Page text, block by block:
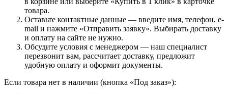
товара.
Оставьте контактные данные — введите имя, телефон, e-
mail и нажмите «Отправить заявку». Выбирать доставку
и оплату на сайте не нужно.
Обсудите условия с менеджером — наш специалист
перезвонит вам, рассчитает доставку, предложит
удобную оплату и оформит документы.
Если товара нет в наличии (кнопка «Под заказ»):